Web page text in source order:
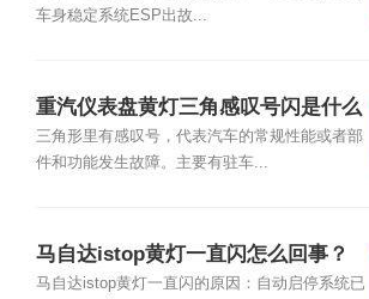
车身稳定系统ESP出故...
重汽仪表盘黄灯三角感叹号闪是什么
情况？
三角形里有感叹号，代表汽车的常规性能或者部
件和功能发生故障。主要有驻车...
马自达istop黄灯一直闪怎么回事？
马自达istop黄灯一直闪的原因：自动启停系统已